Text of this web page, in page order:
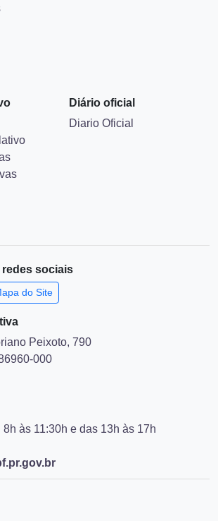
Diário oficial
Diario Oficial
sociais
do Site
Peixoto, 790
000
às 11:30h e das 13h às 17h